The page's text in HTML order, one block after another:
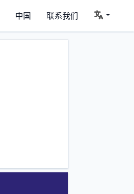
中国 联系我们